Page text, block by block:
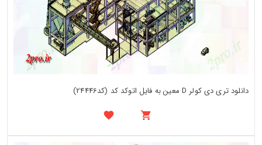
دانلود تری دی کولر D معین به فایل اتوکد کد (کد24446)